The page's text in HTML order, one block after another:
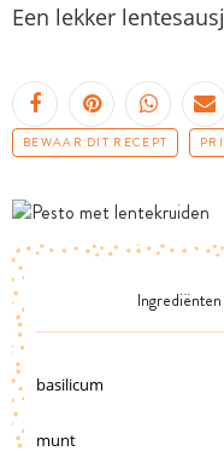
Een lekker
BEWAAR DIT RECEPT
Ingrediënten
basilicum
munt